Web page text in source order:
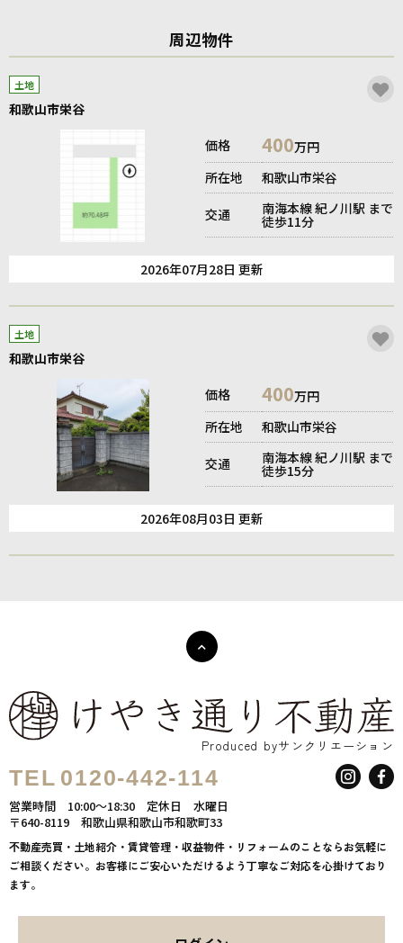
周辺物件
土地
和歌山市栄谷
価格
400万円
所在地
和歌山市栄谷
交通 南海本線 紀ノ川駅 まで
徒歩11分
2026年07月28日 更新
土地
和歌山市栄谷
価格
400万円
所在地
和歌山市栄谷
交通 南海本線 紀ノ川駅 まで
徒歩15分
2026年08月03日 更新
Produced byサンクリエーション
TEL 0120-442-114
営業時間 10:00～18:30 定休日 水曜日
〒640-8119 和歌山県和歌山市和歌町33
不動産売買・土地紹介・賃貸管理・収益物件・リフォームのことならお気軽に
ご相談ください。お客様にご安心いただけるよう丁寧なご対応を心掛けており
ます。